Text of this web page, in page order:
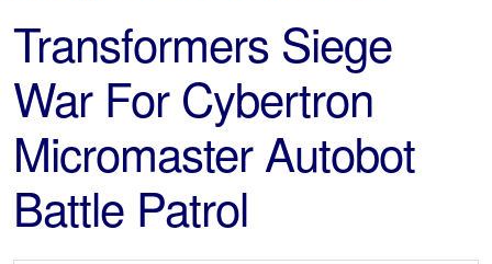
Transformers Siege
War For Cybertron
Micromaster Autobot
Battle Patrol